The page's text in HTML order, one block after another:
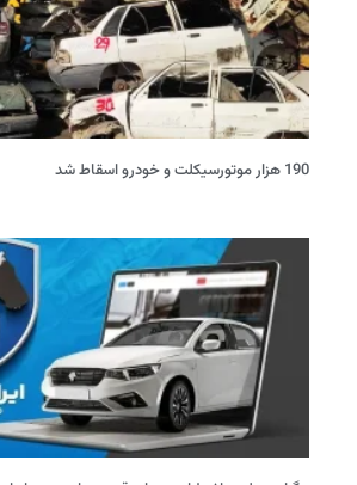
190 هزار موتورسیکلت و خودرو اسقاط شد